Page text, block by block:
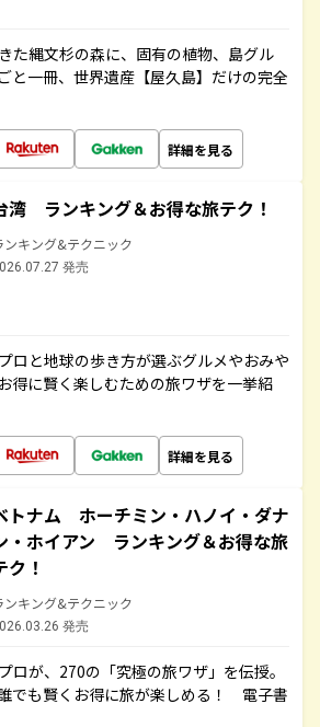
た縄文杉の森に、固有の植物、島グル
と一冊、世界遺産【屋久島】だけの完全
詳細を見る
湾 ランキング＆お得な旅テク！
ンキング&テクニック
発売
ロと地球の歩き方が選ぶグルメやおみや
得に賢く楽しむための旅ワザを一挙紹
詳細を見る
トナム ホーチミン・ハノイ・ダナ
・ホイアン ランキング＆お得な旅
ク！
ンキング&テクニック
発売
ロが、270の「究極の旅ワザ」を伝授。
でも賢くお得に旅が楽しめる！ 電子書